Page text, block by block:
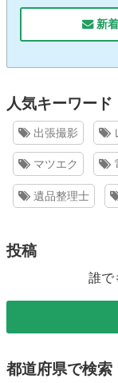
新
人気キーワード
出張撮影
マツエク
遺品整理士
投稿
誰で
都道府県で検索